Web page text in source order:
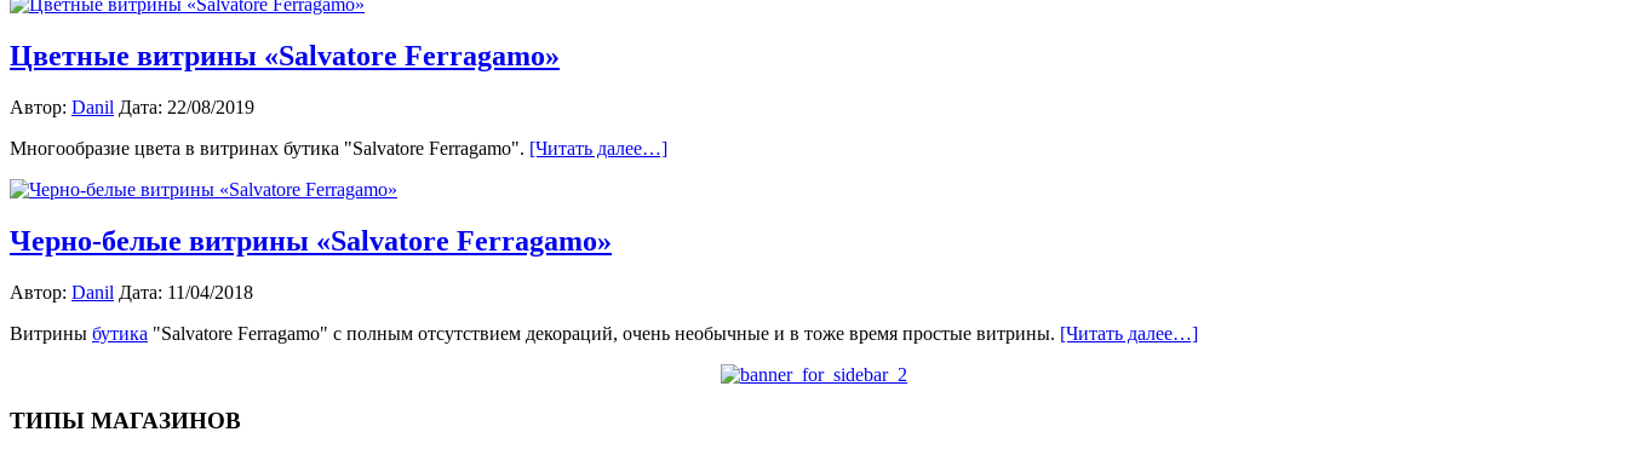
Цветные витрины «Salvatore Ferragamo»
Автор: Danil Дата: 22/08/2019
Многообразие цвета в витринах бутика "Salvatore Ferragamo". [Читать далее…]
Черно-белые витрины «Salvatore Ferragamo»
Автор: Danil Дата: 11/04/2018
Витрины бутика "Salvatore Ferragamo" с полным отсутствием декораций, очень необычные и в тоже время простые витрины. [Читать далее…]
ТИПЫ МАГАЗИНОВ